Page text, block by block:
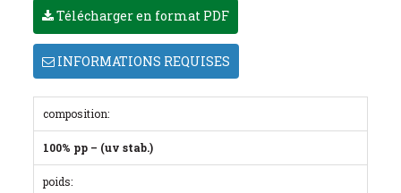
Télécharger en format PDF
INFORMATIONS REQUISES
composition:
100% pp – (uv stab.)
poids: